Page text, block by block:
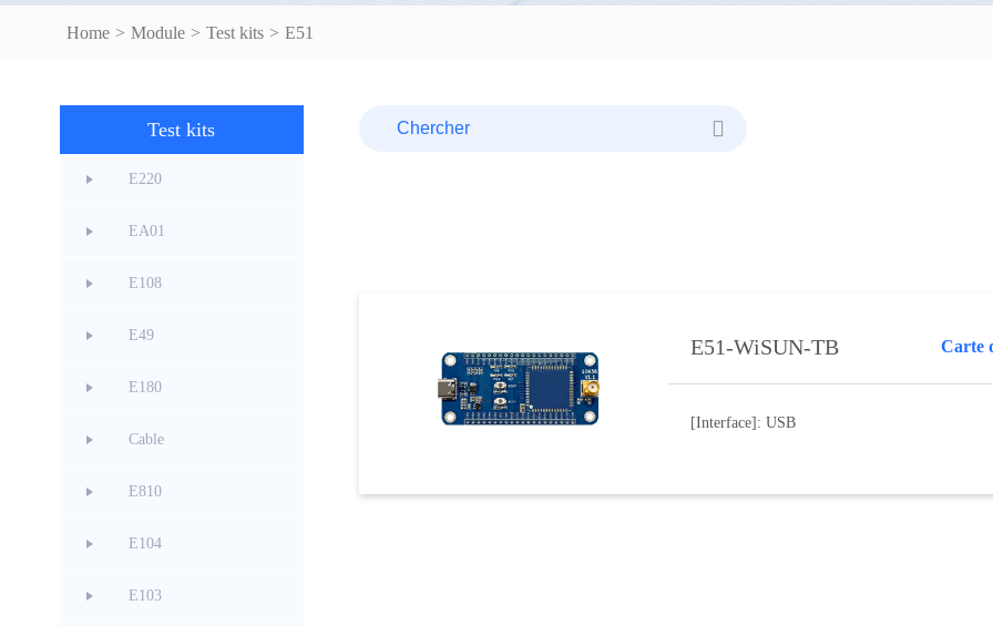
Home > Module > Test kits > E51
Test kits
E220
EA01
E108
E49
E180
Cable
E810
E104
E103
E51-WiSUN-TB
[Interface]: USB